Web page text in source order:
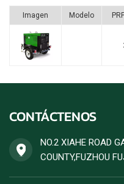
Imagen Modelo
CONTÁCTENOS
NO.2 XIAHE ROAD
COUNTY,FUZHOU